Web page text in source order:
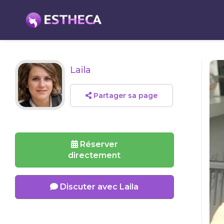
Laila
Partager sa page
Réserver
directement
Discuter avec Laila